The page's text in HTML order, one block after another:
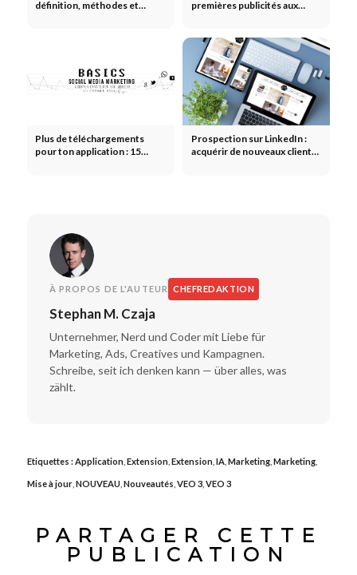
définition, méthodes et
premières publicités aux
Plus de téléchargements
pour ton application : 15
Prospection sur LinkedIn :
acquérir de nouveaux clients
À PROPOS DE L'AUTEUR CHEFREDAKTION
Stephan M. Czaja
Unternehmer, Nerd und Coder mit Liebe für
Marketing, Ads, Creatives und Kampagnen.
Schreibe, seit ich denken kann — über alles, was
zählt.
Etiquettes :Application, Extension, Extension, IA, Marketing, Marketing,
Mise à jour, NOUVEAU, Nouveautés VEO 3, VEO 3
PARTAGER CETTE
PUBLICATION